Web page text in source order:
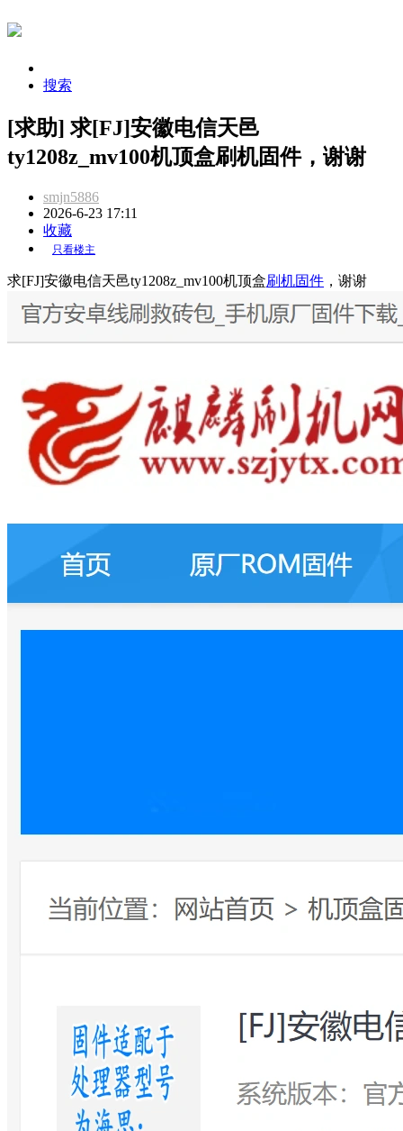
搜索
[求助] 求[FJ]安徽电信天邑
ty1208z_mv100机顶盒刷机固件，谢谢
smjn5886
2026-6-23 17:11
收藏
只看楼主
求[FJ]安徽电信天邑ty1208z_mv100机顶盒刷机固件 ，谢谢